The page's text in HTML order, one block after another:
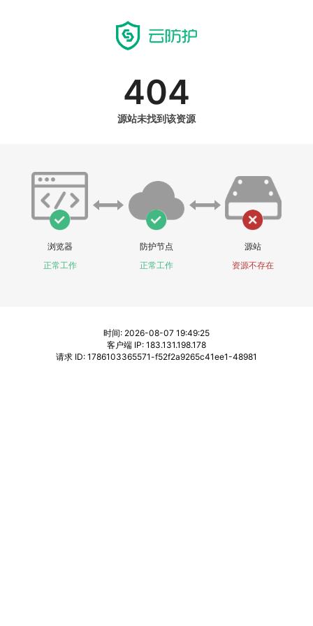
404
源站未找到该资源
浏览器
正常工作
防护节点
正常工作
源站
资源不存在
时间: 2026-08-07 19:49:25
客户端 IP: 183.131.198.178
请求 ID: 1786103365571-f52f2a9265c41ee1-48981